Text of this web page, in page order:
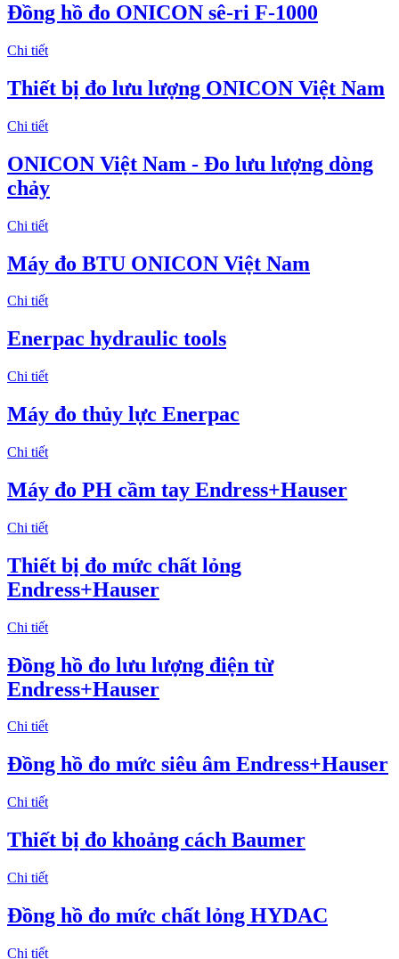
Đồng hồ đo ONICON sê-ri F-1000
Chi tiết
Thiết bị đo lưu lượng ONICON Việt Nam
Chi tiết
ONICON Việt Nam - Đo lưu lượng dòng
chảy
Chi tiết
Máy đo BTU ONICON Việt Nam
Chi tiết
Enerpac hydraulic tools
Chi tiết
Máy đo thủy lực Enerpac
Chi tiết
Máy đo PH cầm tay Endress+Hauser
Chi tiết
Thiết bị đo mức chất lỏng
Endress+Hauser
Chi tiết
Đồng hồ đo lưu lượng điện từ
Endress+Hauser
Chi tiết
Đồng hồ đo mức siêu âm Endress+Hauser
Chi tiết
Thiết bị đo khoảng cách Baumer
Chi tiết
Đồng hồ đo mức chất lỏng HYDAC
Chi tiết